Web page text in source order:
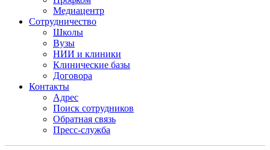
Медиацентр
Сотрудничество
Школы
Вузы
НИИ и клиники
Клинические базы
Договора
Контакты
Адрес
Поиск сотрудников
Обратная связь
Пресс-служба